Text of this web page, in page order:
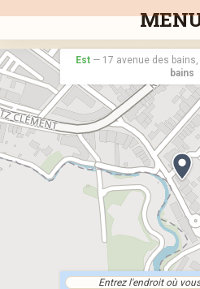
TOUS LES
RECHERCHER UN
Est —17 avenue des bains,
bains